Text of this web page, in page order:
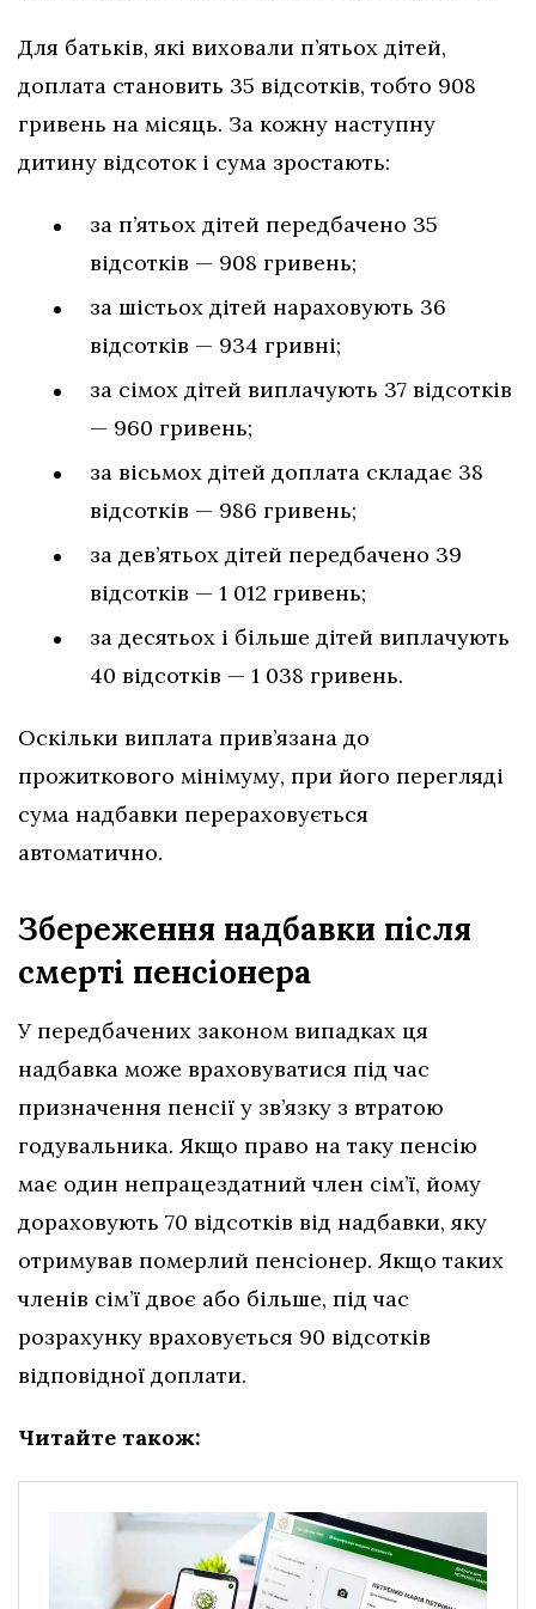
Для батьків, які виховали п’ятьох дітей,
доплата становить 35 відсотків, тобто 908
гривень на місяць. За кожну наступну
дитину відсоток і сума зростають:
за п’ятьох дітей передбачено 35
відсотків — 908 гривень;
за шістьох дітей нараховують 36
відсотків — 934 гривні;
за сімох дітей виплачують 37 відсотків
— 960 гривень;
за вісьмох дітей доплата складає 38
відсотків — 986 гривень;
за дев’ятьох дітей передбачено 39
відсотків — 1 012 гривень;
за десятьох і більше дітей виплачують
40 відсотків — 1 038 гривень.
Оскільки виплата прив’язана до
прожиткового мінімуму, при його перегляді
сума надбавки перераховується
автоматично.
Збереження надбавки після
смерті пенсіонера
У передбачених законом випадках ця
надбавка може враховуватися під час
призначення пенсії у зв’язку з втратою
годувальника. Якщо право на таку пенсію
має один непрацездатний член сім’ї, йому
дораховують 70 відсотків від надбавки, яку
отримував померлий пенсіонер. Якщо таких
членів сім’ї двоє або більше, під час
розрахунку враховується 90 відсотків
відповідної доплати.
Читайте також: